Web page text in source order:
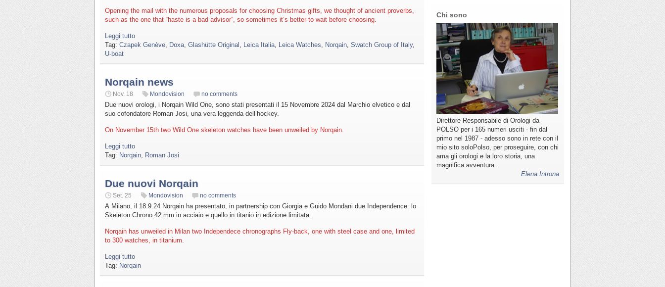
Opening the mail with the numerous proposals for choosing Christmas gifts, we thought of ancient proverbs,
such as the one that “haste is a bad advisor”, so sometimes it’s better to wait before choosing.
Leggi tutto
Tag: Czapek Genève Doxa Glashütte Original Leica Italia Leica Watches Norqain Swatch Group of Italy,
U-boat
Norqain news
Nov. 18 Mondovision no comments
Due nuovi orologi, i Norqain Wild One, sono stati presentati il 15 Novembre 2024 dal Marchio elvetico e dal
suo cofondatore Roman Josi, una vera leggenda dell’hockey.
On November 15th two Wild One skeleton watches have been unweiled by Norqain.
Leggi tutto
Tag: Norqain Roman Josi
Due nuovi Norqain
Set. 25 Mondovision no comments
A Milano, il 18.9.24 Norqain ha presentato, in partnership con Giorgia e Guido Mondani due Independence: lo
Skeleton Chrono 42 mm in acciaio e quello in titanio in edizione limitata.
Norqain has unweiled in Milan two Independece chronographs Fly-back, one with steel case and one, limited
to 300 watches, in titanium.
Leggi tutto
Tag: Norqain
Chi sono
Direttore Responsabile di Orologi da
POLSO per i 165 numeri usciti - fin dal
primo nel 1987 - adesso sono in rete con il
mio sito soloPolso, per proseguire, con chi
ama gli orologi e la loro storia, una
magnifica avventura.
Elena Introna